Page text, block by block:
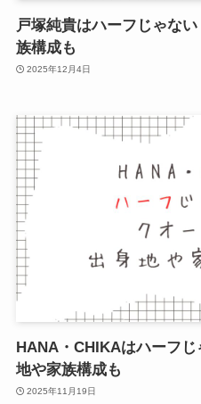
戸塚純貴はハーフじゃな
族構成も
2025年12月4日
HANA・CHIKAはハーフ
地や家族構成も
2025年11月19日